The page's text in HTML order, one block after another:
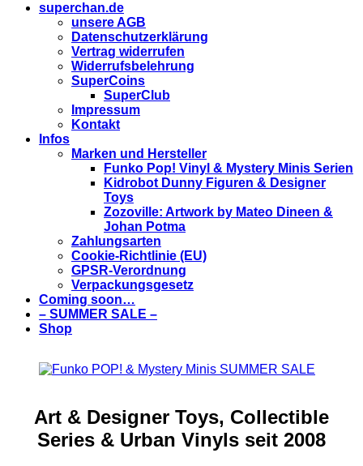
superchan.de
unsere AGB
Datenschutzerklärung
Vertrag widerrufen
Widerrufsbelehrung
SuperCoins
SuperClub
Impressum
Kontakt
Infos
Marken und Hersteller
Funko Pop! Vinyl & Mystery Minis Serien
Kidrobot Dunny Figuren & Designer
Toys
Zozoville: Artwork by Mateo Dineen &
Johan Potma
Zahlungsarten
Cookie-Richtlinie (EU)
GPSR-Verordnung
Verpackungsgesetz
Coming soon…
– SUMMER SALE –
Shop
Art & Designer Toys, Collectible
Series & Urban Vinyls seit 2008